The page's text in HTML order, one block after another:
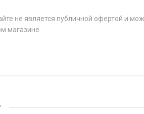
не является публичной офертой и
магазине.